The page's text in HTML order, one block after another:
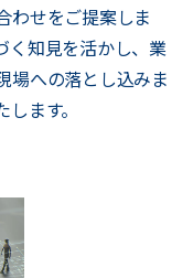
わせをご提案しま
く知見を活かし、業
場への落とし込みま
ます。